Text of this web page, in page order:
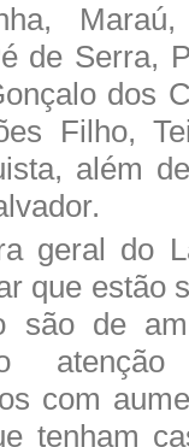
de Serra,
dos
Filho,
além
geral do
que estão
são de
com
tenham